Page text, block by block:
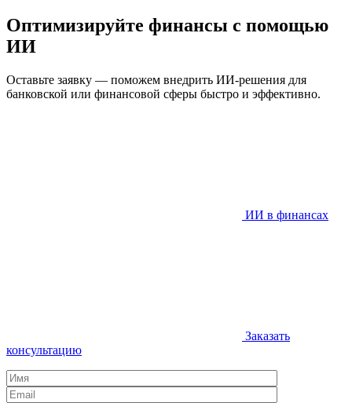
Оптимизируйте финансы с помощью
ИИ
Оставьте заявку — поможем внедрить ИИ-решения для
банковской или финансовой сферы быстро и эффективно.
ИИ в финансах
Заказать
консультацию